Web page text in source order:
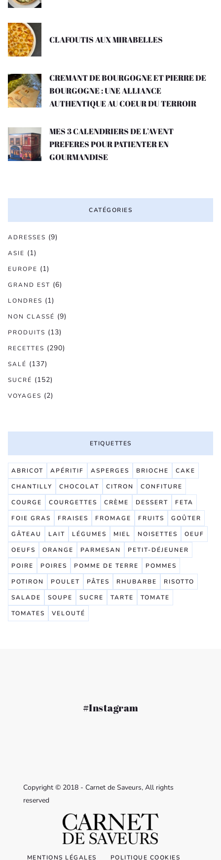
CLAFOUTIS AUX MIRABELLES
CREMANT DE BOURGOGNE ET PIERRE DE
BOURGOGNE : UNE ALLIANCE
AUTHENTIQUE AU COEUR DU TERROIR
MES 3 CALENDRIERS DE L’AVENT
PREFERES POUR PATIENTER EN
GOURMANDISE
CATÉGORIES
ADRESSES (9)
ASIE (1)
EUROPE (1)
GRAND EST (6)
LONDRES (1)
NON CLASSÉ (9)
PRODUITS (13)
RECETTES (290)
SALÉ (137)
SUCRÉ (152)
VOYAGES (2)
ETIQUETTES
ABRICOT APÉRITIF ASPERGES BRIOCHE
CAKE
CHANTILLY
CHOCOLAT CITRON
CONFITURE
COURGE
COURGETTES CRÈME DESSERT
FETA
FOIE GRAS
FRAISES FROMAGE FRUITS
GOÛTER
GÂTEAU
LAIT LÉGUMES MIEL NOISETTES
OEUF
OEUFS
ORANGE PARMESAN
PETIT-DÉJEUNER
POIRE
POIRES POMME DE TERRE
POMMES
POTIRON
POULET PÂTES RHUBARBE
RISOTTO
SALADE
SOUPE SUCRE TARTE
TOMATE
TOMATES
VELOUTÉ
#Instagram
Copyright © 2018 - Carnet de Saveurs, All rights
reserved
MENTIONS LÉGALES POLITIQUE COOKIES